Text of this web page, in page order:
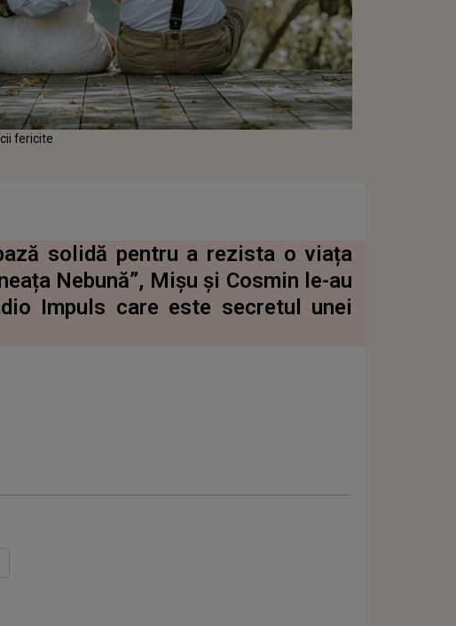
fericite
solidă pentru a rezista o viața
Nebună”, Mișu și Cosmin le-au
Impuls care este secretul unei